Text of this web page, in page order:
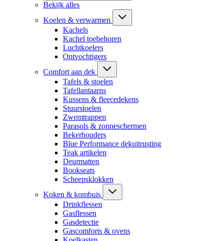
Bekijk alles
Koelen & verwarmen
Kachels
Kachel toebehoren
Luchtkoelers
Ontvochtigers
Comfort aan dek
Tafels & stoelen
Tafellantaarns
Kussens & fleecedekens
Stuurstoelen
Zwemtrappen
Parasols & zonneschermen
Bekerhouders
Blue Performance dekuitrusting
Teak artikelen
Deurmatten
Bookseats
Scheepsklokken
Koken & kombuis
Drinkflessen
Gasflessen
Gasdetectie
Gascomforts & ovens